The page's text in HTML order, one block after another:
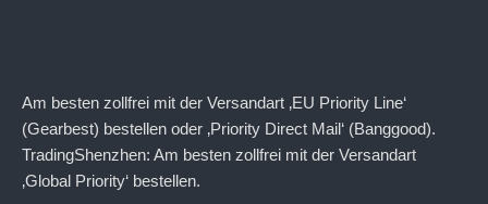
Am besten zollfrei mit der Versandart ‚EU Priority Line‘
(Gearbest) bestellen oder ‚Priority Direct Mail‘ (Banggood).
TradingShenzhen: Am besten zollfrei mit der Versandart
‚Global Priority‘ bestellen.